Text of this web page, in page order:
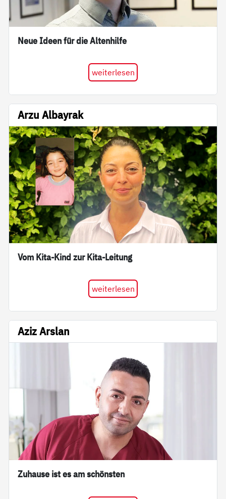
Neue Ideen für die Altenhilfe
weiterlesen
Arzu Albayrak
Vom Kita-Kind zur Kita-Leitung
weiterlesen
Aziz Arslan
Zuhause ist es am schönsten